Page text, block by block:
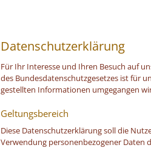
Datenschutzerklärung
Für Ihr Interesse und Ihren Besuch auf
des Bundesdatenschutzgesetzes ist für
gestellten Informationen umgegangen
Geltungsbereich
Diese Datenschutzerklärung soll die
Verwendung personenbezogener Daten